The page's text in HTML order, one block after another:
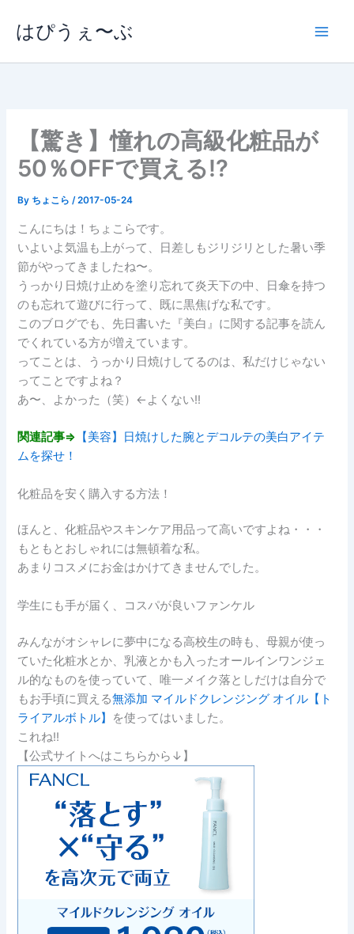
ス
はぴうぇ〜ぶ
【驚き】憧れの高級化粧品が
50％OFFで買える!?
By ちょこら/2017-05-24
こんにちは！ちょこらです。
いよいよ気温も上がって、日差しもジリジリとした暑い季
節がやってきましたね〜。
うっかり日焼け止めを塗り忘れて炎天下の中、日傘を持つ
のも忘れて遊びに行って、既に黒焦げな私です。
このブログでも、先日書いた『美白』に関する記事を読ん
でくれている方が増えています。
ってことは、うっかり日焼けしてるのは、私だけじゃない
ってことですよね？
あ〜、よかった（笑）←よくない!!
関連記事⇒ 【美容】日焼けした腕とデコルテの美白アイテ
ムを探せ！
化粧品を安く購入する方法！
ほんと、化粧品やスキンケア用品って高いですよね・・・
もともとおしゃれには無頓着な私。
あまりコスメにお金はかけてきませんでした。
学生にも手が届く、コスパが良いファンケル
みんながオシャレに夢中になる高校生の時も、母親が使っ
ていた化粧水とか、乳液とかも入ったオールインワンジェ
ル的なものを使っていて、唯一メイク落としだけは自分で
もお手頃に買える無添加 マイルドクレンジング オイル【ト
ライアルボトル】 を使ってはいました。
これね!!
【公式サイトへはこちらから↓】